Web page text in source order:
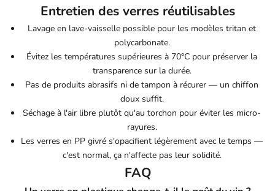
Entretien des verres réutilisables
Lavage en lave-vaisselle possible pour les modèles tritan et
polycarbonate.
Évitez les températures supérieures à 70°C pour préserver la
transparence sur la durée.
Pas de produits abrasifs ni de tampon à récurer — un chiffon
doux suffit.
Séchage à l'air libre plutôt qu'au torchon pour éviter les micro-
rayures.
Les verres en PP givré s'opacifient légèrement avec le temps —
c'est normal, ça n'affecte pas leur solidité.
FAQ